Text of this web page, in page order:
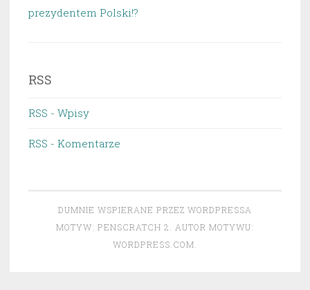
prezydentem Polski!?
RSS
RSS - Wpisy
RSS - Komentarze
DUMNIE WSPIERANE PRZEZ WORDPRESSA
MOTYW: PENSCRATCH 2. AUTOR MOTYWU:
WORDPRESS.COM.